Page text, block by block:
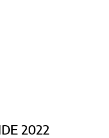
2022